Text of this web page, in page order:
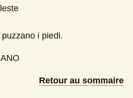
i piedi.
Retour au sommaire